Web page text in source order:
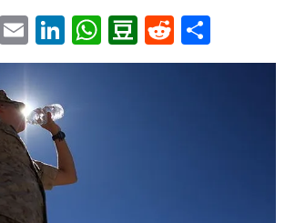
Si E
m
ail
Li
n
e
dI
n
W
h
D
o
R
e h